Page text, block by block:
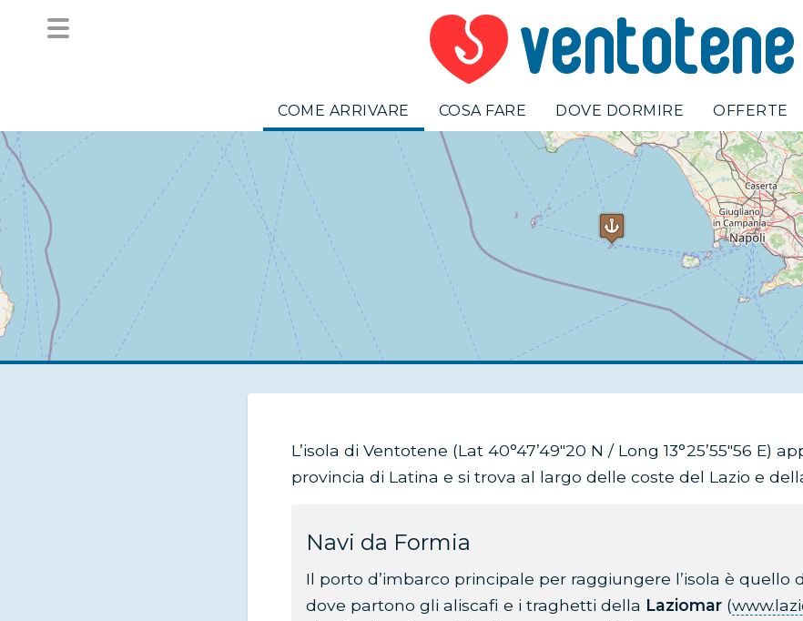
COME ARRIVARE COSA FARE DOVE DORMIRE OFFERTE
L’isola di Ventotene (Lat 40°47’49″20 N / Long 13°25’55″56 E)
provincia di Latina e si trova al largo delle coste del Lazio e
Navi da Formia
Il porto d’imbarco principale per raggiungere l’isola è quello
dove partono gli aliscafi e i traghetti della Laziomar (